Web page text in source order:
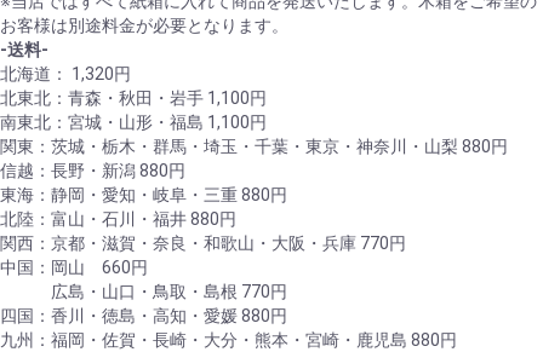
お客様は別途料金が必要となります。
-送料-
北海道： 1,320円
北東北：青森・秋田・岩手 1,100円
南東北：宮城・山形・福島 1,100円
関東：茨城・栃木・群馬・埼玉・千葉・東京・神奈川・山梨 880円
信越：長野・新潟 880円
東海：静岡・愛知・岐阜・三重 880円
北陸：富山・石川・福井 880円
関西：京都・滋賀・奈良・和歌山・大阪・兵庫 770円
中国：岡山 660円
広島・山口・鳥取・島根 770円
四国：香川・徳島・高知・愛媛 880円
九州：福岡・佐賀・長崎・大分・熊本・宮崎・鹿児島 880円